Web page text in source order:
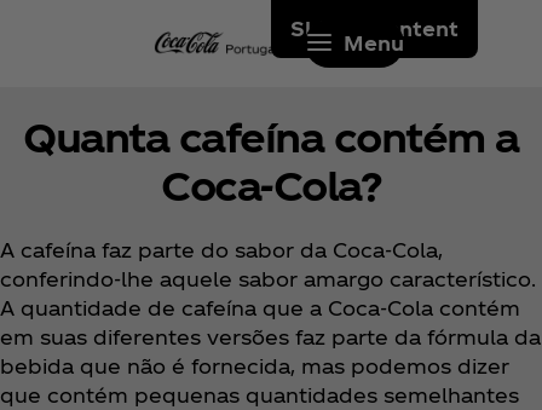
Skip to content
Menu
Quanta cafeína contém a
Coca‑Cola?
A cafeína faz parte do sabor da Coca‑Cola,
conferindo-lhe aquele sabor amargo característico.
A quantidade de cafeína que a Coca‑Cola contém
em suas diferentes versões faz parte da fórmula da
bebida que não é fornecida, mas podemos dizer
que contém pequenas quantidades semelhantes